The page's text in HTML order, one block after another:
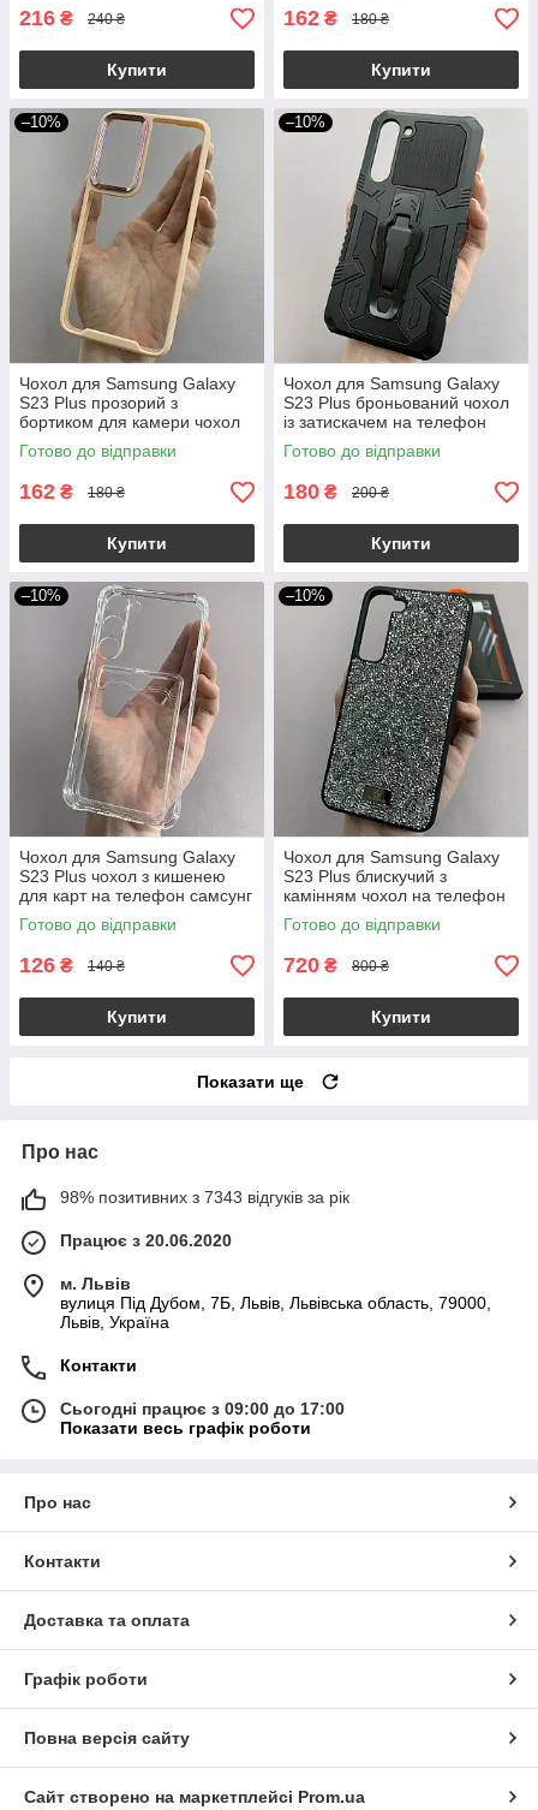
216 ₴ 240 ₴
Купити
162 ₴ 180 ₴
Купити
–10%
Чохол для Samsung Galaxy
S23 Plus прозорий з
бортиком для камери чохол
на самсунг с23 плюс
бежевий k6h
Готово до відправки
162 ₴ 180 ₴
Купити
–10%
Чохол для Samsung Galaxy
S23 Plus броньований чохол
із затискачем на телефон
самсунг с23 плюс чорний u7e
Готово до відправки
180 ₴ 200 ₴
Купити
–10%
Чохол для Samsung Galaxy
S23 Plus чохол з кишенею
для карт на телефон самсунг
с23 плюс прозорий p4b
Готово до відправки
126 ₴ 140 ₴
Купити
–10%
Чохол для Samsung Galaxy
S23 Plus блискучий з
камінням чохол на телефон
самсунг с23 плюс сріблястий
s2q
Готово до відправки
720 ₴ 800 ₴
Купити
Показати ще
Про нас
98% позитивних з 7343 відгуків за рік
Працює з 20.06.2020
м. Львів
вулиця Під Дубом, 7Б, Львів, Львівська область, 79000,
Львів, Україна
Контакти
Сьогодні працює з 09:00 до 17:00
Показати весь графік роботи
Про нас
Контакти
Доставка та оплата
Графік роботи
Повна версія сайту
Сайт створено на маркетплейсі Prom.ua